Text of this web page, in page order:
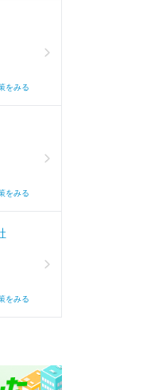
をみる
をみる
をみる